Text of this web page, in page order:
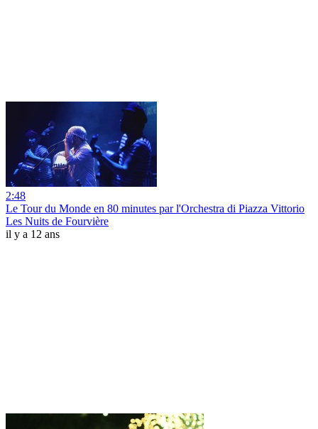
2:48
Le Tour du Monde en 80 minutes par l'Orchestra di Piazza Vittorio
Les Nuits de Fourvière
il y a 12 ans